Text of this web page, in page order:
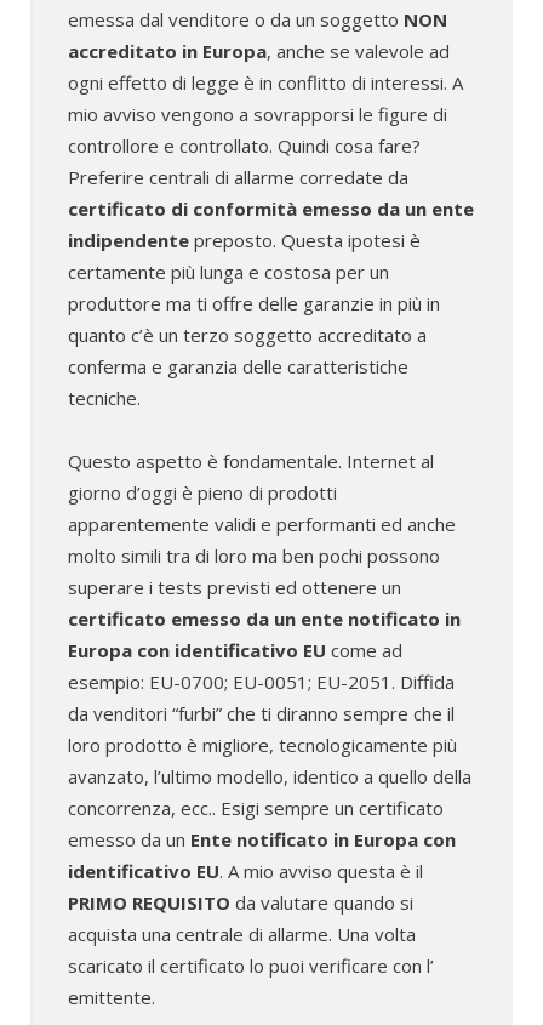
emessa dal venditore o da un soggetto NON
accreditato in Europa, anche se valevole ad
ogni effetto di legge è in conflitto di interessi. A
mio avviso vengono a sovrapporsi le figure di
controllore e controllato. Quindi cosa fare?
Preferire centrali di allarme corredate da
certificato di conformità emesso da un ente
indipendentepreposto. Questa ipotesi è
certamente più lunga e costosa per un
produttore ma ti offre delle garanzie in più in
quanto c’è un terzo soggetto accreditato a
conferma e garanzia delle caratteristiche
tecniche.
Questo aspetto è fondamentale. Internet al
giorno d’oggi è pieno di prodotti
apparentemente validi e performanti ed anche
molto simili tra di loro ma ben pochi possono
superare i tests previsti ed ottenere un
certificato emesso da un ente notificato in
Europa con identificativo EU come ad
esempio: EU-0700; EU-0051; EU-2051. Diffida
da venditori “furbi” che ti diranno sempre che il
loro prodotto è migliore, tecnologicamente più
avanzato, l’ultimo modello, identico a quello della
concorrenza, ecc.. Esigi sempre un certificato
emesso da un Ente notificato in Europa con
identificativo EU. A mio avviso questa è il
PRIMO REQUISITO da valutare quando si
acquista una centrale di allarme. Una volta
scaricato il certificato lo puoi verificare con l’
emittente.